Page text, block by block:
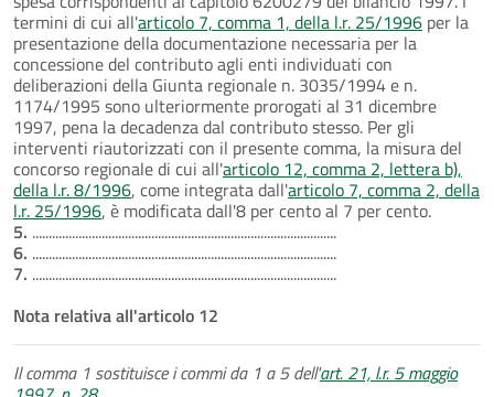
termini di cui all'articolo 7, comma 1, della l.r. 25/1996 per la
presentazione della documentazione necessaria per la
concessione del contributo agli enti individuati con
deliberazioni della Giunta regionale n. 3035/1994 e n.
1174/1995 sono ulteriormente prorogati al 31 dicembre
1997, pena la decadenza dal contributo stesso. Per gli
interventi riautorizzati con il presente comma, la misura del
concorso regionale di cui all'articolo 12, comma 2, lettera b),
della l.r. 8/1996, come integrata dall'articolo 7, comma 2, della
l.r. 25/1996, è modificata dall'8 per cento al 7 per cento.
5. ............................................................................................
6. ............................................................................................
7. ............................................................................................
Nota relativa all'articolo 12
Il comma 1 sostituisce i commi da 1 a 5 dell'art. 21, l.r. 5 maggio